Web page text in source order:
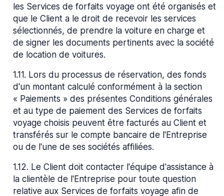
les Services de forfaits voyage ont été organisés et
que le Client a le droit de recevoir les services
sélectionnés, de prendre la voiture en charge et
de signer les documents pertinents avec la société
de location de voitures.
1.11. Lors du processus de réservation, des fonds
d'un montant calculé conformément à la section
« Paiements » des présentes Conditions générales
et au type de paiement des Services de forfaits
voyage choisis peuvent être facturés au Client et
transférés sur le compte bancaire de l'Entreprise
ou de l'une de ses sociétés affiliées.
1.12. Le Client doit contacter l'équipe d'assistance à
la clientèle de l'Entreprise pour toute question
relative aux Services de forfaits voyage afin de